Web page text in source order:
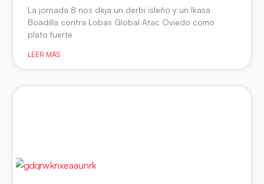
La jornada 8 nos deja un derbi isleño y un Ikasa
Boadilla contra Lobas Global Atac Oviedo como
plato fuerte
LEER MÁS